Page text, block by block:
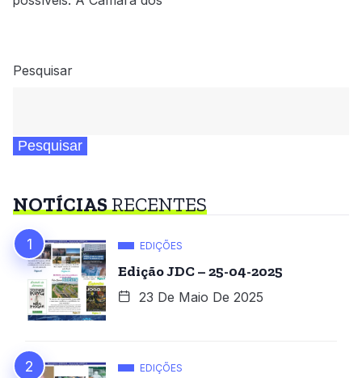
Pesquisar
Pesquisar
NOTÍCIASRECENTES
EDIÇÕES
Edição JDC – 25-04-2025
23 De Maio De 2025
EDIÇÕES